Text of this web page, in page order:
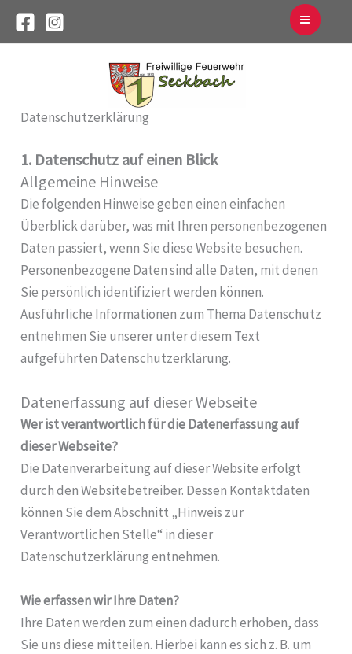
Zum
Inhalt
Datenschutzerklärung
1. Datenschutz auf einen Blick
Allgemeine Hinweise
Die folgenden Hinweise geben einen einfachen
Überblick darüber, was mit Ihren personenbezogenen
Daten passiert, wenn Sie diese Website besuchen.
Personenbezogene Daten sind alle Daten, mit denen
Sie persönlich identifiziert werden können.
Ausführliche Informationen zum Thema Datenschutz
entnehmen Sie unserer unter diesem Text
aufgeführten Datenschutzerklärung.
Datenerfassung auf dieser Webseite
Wer ist verantwortlich für die Datenerfassung auf
dieser Webseite?
Die Datenverarbeitung auf dieser Website erfolgt
durch den Websitebetreiber. Dessen Kontaktdaten
können Sie dem Abschnitt „Hinweis zur
Verantwortlichen Stelle“ in dieser
Datenschutzerklärung entnehmen.
Wie erfassen wir Ihre Daten?
Ihre Daten werden zum einen dadurch erhoben, dass
Sie uns diese mitteilen. Hierbei kann es sich z. B. um